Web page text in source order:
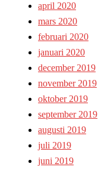
april 2020
mars 2020
februari 2020
januari 2020
december 2019
november 2019
oktober 2019
september 2019
augusti 2019
juli 2019
juni 2019